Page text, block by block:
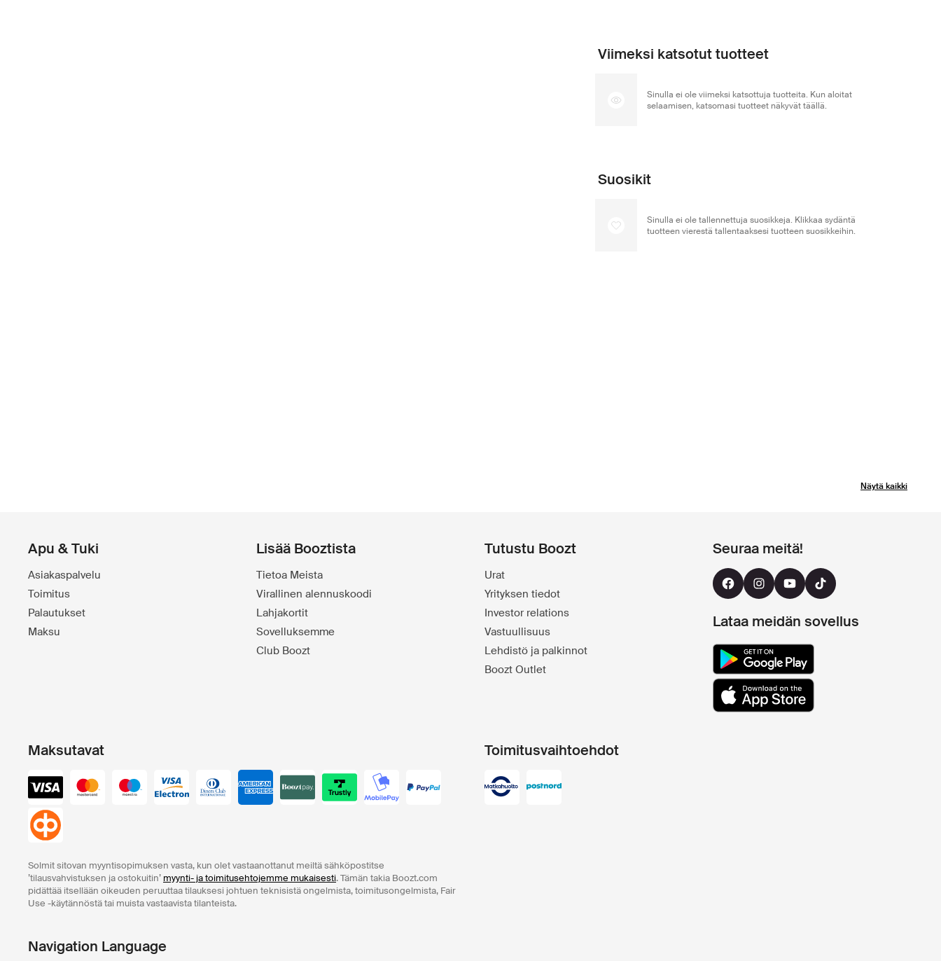
Viimeksi katsotut tuotteet
Sinulla ei ole viimeksi katsottuja tuotteita. Kun aloitat
selaamisen, katsomasi tuotteet näkyvät täällä.
Suosikit
Sinulla ei ole tallennettuja suosikkeja. Klikkaa sydäntä
tuotteen vierestä tallentaaksesi tuotteen suosikkeihin.
Näytä kaikki
Apu & Tuki
Asiakaspalvelu
Toimitus
Palautukset
Maksu
Lisää Booztista
Tietoa Meista
Virallinen alennuskoodi
Lahjakortit
Sovelluksemme
Club Boozt
Tutustu Boozt
Urat
Yrityksen tiedot
Investor relations
Vastuullisuus
Lehdistö ja palkinnot
Boozt Outlet
Seuraa meitä!
Lataa meidän sovellus
Maksutavat
Solmit sitovan myyntisopimuksen vasta, kun olet vastaanottanut meiltä sähköpostitse
’tilausvahvistuksen ja ostokuitin’ myynti- ja toimitusehtojemme mukaisesti. Tämän takia Boozt.com
pidättää itsellään oikeuden peruuttaa tilauksesi johtuen teknisistä ongelmista, toimitusongelmista, Fair
Use -käytännöstä tai muista vastaavista tilanteista.
Toimitusvaihtoehdot
Navigation Language